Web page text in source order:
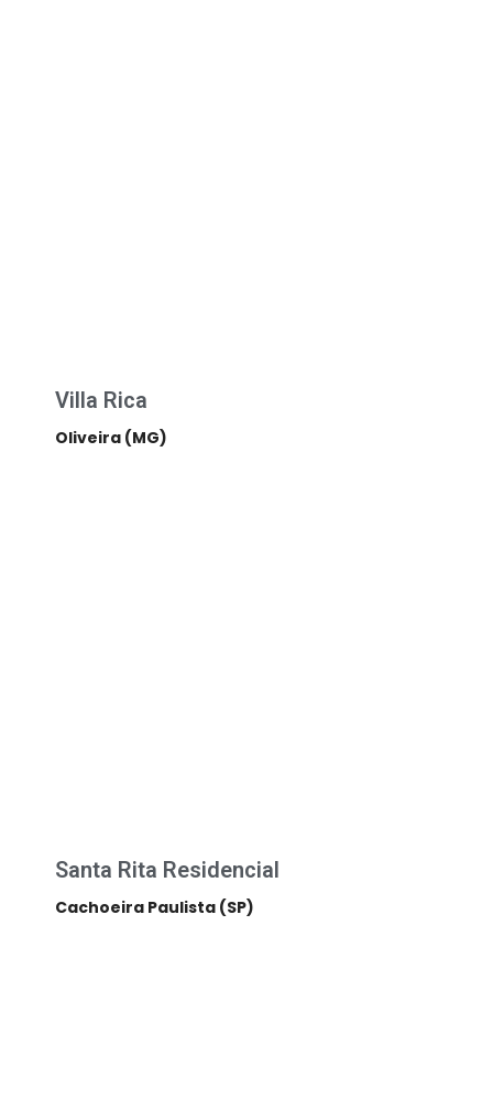
Villa Rica
Oliveira (MG)
Santa Rita Residencial
Cachoeira Paulista (SP)